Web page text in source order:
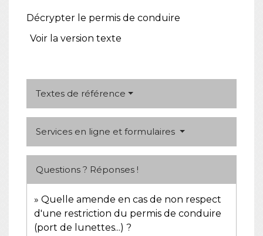
Décrypter le permis de conduire
Voir la version texte
Textes de référence
Services en ligne et formulaires
Questions ? Réponses !
Quelle amende en cas de non respect
d'une restriction du permis de conduire
(port de lunettes...) ?